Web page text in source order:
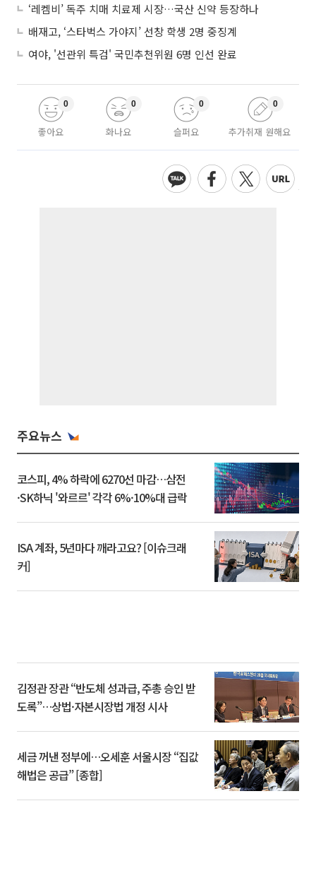
‘레켐비’ 독주 치매 치료제 시장…국산 신약 등장하나
배재고, ‘스타벅스 가야지’ 선창 학생 2명 중징계
여야, '선관위 특검' 국민추천위원 6명 인선 완료
좋아요
0
화나요
0
슬퍼요
0
추가취재 원해요
0
주요뉴스
코스피, 4% 하락에 6270선 마감…삼전
·SK하닉 '와르르' 각각 6%·10%대 급락
ISA 계좌, 5년마다 깨라고요? [이슈크래
커]
김정관 장관 “반도체 성과급, 주총 승인 받
도록”…상법·자본시장법 개정 시사
세금 꺼낸 정부에…오세훈 서울시장 “집값
해법은 공급” [종합]